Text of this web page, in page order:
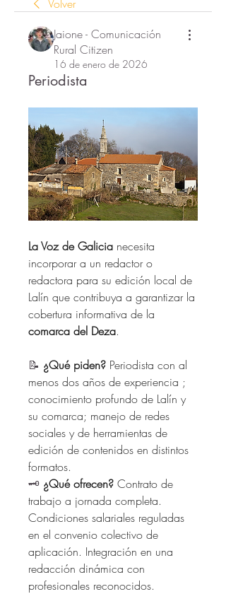
Volver
Jaione - Comunicación
Rural Citizen
16 de enero de 2026
Periodista
La Voz de Galicia necesita
incorporar a un redactor o
redactora para su edición local de
Lalín que contribuya a garantizar la
comarca del Deza.
📝 ¿Qué piden? Periodista con al
menos dos años de experiencia ;
conocimiento profundo de Lalín y
su comarca; manejo de redes
sociales y de herramientas de
edición de contenidos en distintos
formatos.
🗝️ ¿Qué ofrecen? Contrato de
trabajo a jornada completa.
Condiciones salariales reguladas
en el convenio colectivo de
aplicación. Integración en una
redacción dinámica con
profesionales reconocidos.